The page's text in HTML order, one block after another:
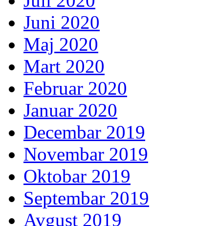
Juni 2020
Maj 2020
Mart 2020
Februar 2020
Januar 2020
Decembar 2019
Novembar 2019
Oktobar 2019
Septembar 2019
Avgust 2019